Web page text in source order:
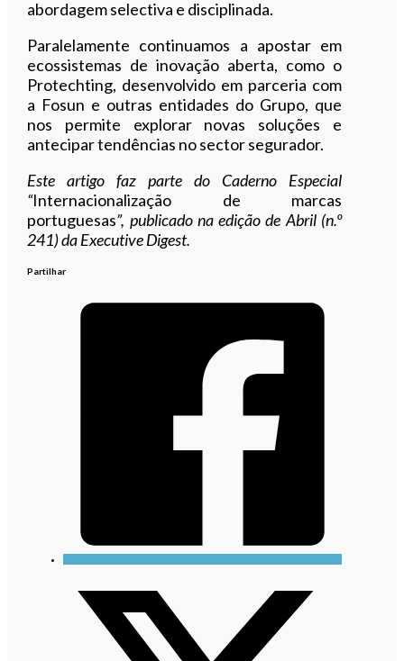
abordagem selectiva e disciplinada.
Paralelamente continuamos a apostar em
ecossistemas de inovação aberta, como o
Protechting, desenvolvido em parceria com
a Fosun e outras entidades do Grupo, que
nos permite explorar novas soluções e
antecipar tendências no sector segurador.
Este artigo faz parte do Caderno Especial
“Internacionalização de marcas
portuguesas”, publicado na edição de Abril (n.º
241) da Executive Digest.
Partilhar